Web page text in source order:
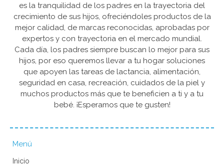
es la tranquilidad de los padres en la trayectoria del
crecimiento de sus hijos, ofreciéndoles productos de la
mejor calidad, de marcas reconocidas, aprobadas por
expertos y con trayectoria en el mercado mundial.
Cada día, los padres siempre buscan lo mejor para sus
hijos, por eso queremos llevar a tu hogar soluciones
que apoyen las tareas de lactancia, alimentación,
seguridad en casa, recreación, cuidados de la piel y
muchos productos más que te beneficien a ti y a tu
bebé. ¡Esperamos que te gusten!
Menú
Inicio